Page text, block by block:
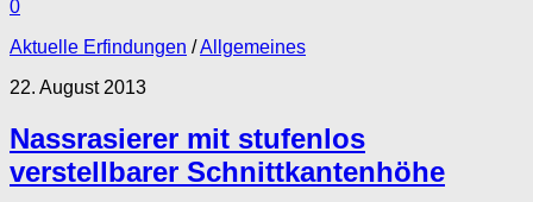
0
Aktuelle Erfindungen /Allgemeines
22. August 2013
Nassrasierer mit stufenlos
verstellbarer Schnittkantenhöhe